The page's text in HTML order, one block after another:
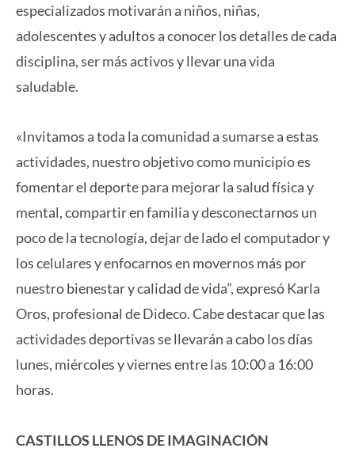
especializados motivarán a niños, niñas,
adolescentes y adultos a conocer los detalles de cada
disciplina, ser más activos y llevar una vida
saludable.
«Invitamos a toda la comunidad a sumarse a estas
actividades, nuestro objetivo como municipio es
fomentar el deporte para mejorar la salud física y
mental, compartir en familia y desconectarnos un
poco de la tecnología, dejar de lado el computador y
los celulares y enfocarnos en movernos más por
nuestro bienestar y calidad de vida”, expresó Karla
Oros, profesional de Dideco. Cabe destacar que las
actividades deportivas se llevarán a cabo los días
lunes, miércoles y viernes entre las 10:00 a 16:00
horas.
CASTILLOS LLENOS DE IMAGINACIÓN